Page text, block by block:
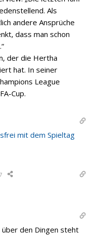
Als
andere Ansprüche
dass man schon
der die Hertha
hat. In seiner
League
Cup.
mit dem Spieltag
über den Dingen steht